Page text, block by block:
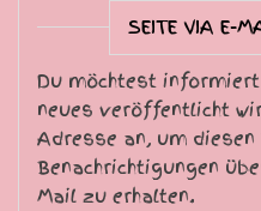
SEITE VIA E-
Du möchtest informiert
neues veröffentlicht
Adresse an, um
Benachrichtigungen
Mail zu erhalten.